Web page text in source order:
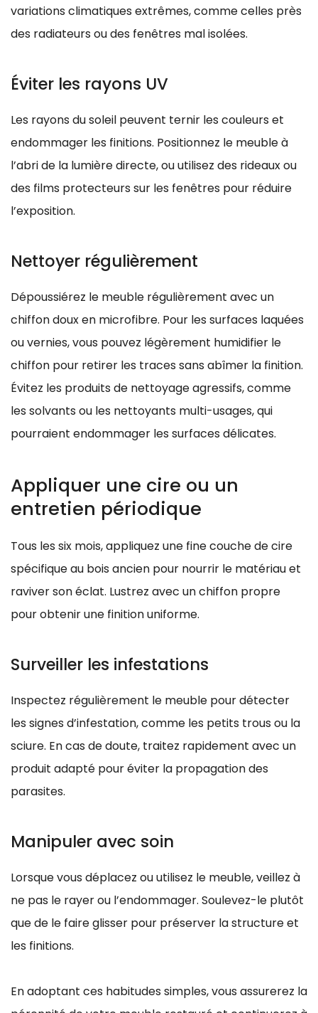
variations climatiques extrêmes, comme celles près
des radiateurs ou des fenêtres mal isolées.
Éviter les rayons UV
Les rayons du soleil peuvent ternir les couleurs et
endommager les finitions. Positionnez le meuble à
l’abri de la lumière directe, ou utilisez des rideaux ou
des films protecteurs sur les fenêtres pour réduire
l’exposition.
Nettoyer régulièrement
Dépoussiérez le meuble régulièrement avec un
chiffon doux en microfibre. Pour les surfaces laquées
ou vernies, vous pouvez légèrement humidifier le
chiffon pour retirer les traces sans abîmer la finition.
Évitez les produits de nettoyage agressifs, comme
les solvants ou les nettoyants multi-usages, qui
pourraient endommager les surfaces délicates.
Appliquer une cire ou un
entretien périodique
Tous les six mois, appliquez une fine couche de cire
spécifique au bois ancien pour nourrir le matériau et
raviver son éclat. Lustrez avec un chiffon propre
pour obtenir une finition uniforme.
Surveiller les infestations
Inspectez régulièrement le meuble pour détecter
les signes d’infestation, comme les petits trous ou la
sciure. En cas de doute, traitez rapidement avec un
produit adapté pour éviter la propagation des
parasites.
Manipuler avec soin
Lorsque vous déplacez ou utilisez le meuble, veillez à
ne pas le rayer ou l’endommager. Soulevez-le plutôt
que de le faire glisser pour préserver la structure et
les finitions.
En adoptant ces habitudes simples, vous assurerez la